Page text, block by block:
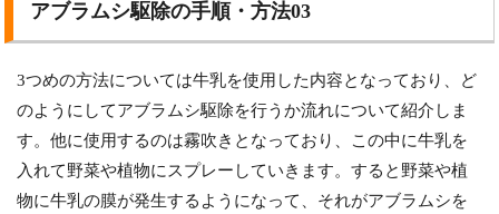
アブラムシ駆除の手順・方法03
3つめの方法については牛乳を使用した内容となっており、ど
のようにしてアブラムシ駆除を行うか流れについて紹介しま
す。他に使用するのは霧吹きとなっており、この中に牛乳を
入れて野菜や植物にスプレーしていきます。すると野菜や植
物に牛乳の膜が発生するようになって、それがアブラムシを